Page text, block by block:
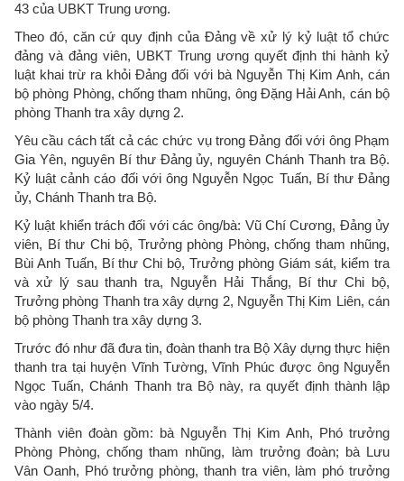
43 của UBKT Trung ương.
Theo đó, căn cứ quy định của Đảng về xử lý kỷ luật tổ chức
đảng và đảng viên, UBKT Trung ương quyết định thi hành kỷ
luật khai trừ ra khỏi Đảng đối với bà Nguyễn Thị Kim Anh, cán
bộ phòng Phòng, chống tham nhũng, ông Đặng Hải Anh, cán bộ
phòng Thanh tra xây dựng 2.
Yêu cầu cách tất cả các chức vụ trong Đảng đối với ông Phạm
Gia Yên, nguyên Bí thư Đảng ủy, nguyên Chánh Thanh tra Bộ.
Kỷ luật cảnh cáo đối với ông Nguyễn Ngọc Tuấn, Bí thư Đảng
ủy, Chánh Thanh tra Bộ.
Kỷ luật khiển trách đối với các ông/bà: Vũ Chí Cương, Đảng ủy
viên, Bí thư Chi bộ, Trưởng phòng Phòng, chống tham nhũng,
Bùi Anh Tuấn, Bí thư Chi bộ, Trưởng phòng Giám sát, kiểm tra
và xử lý sau thanh tra, Nguyễn Hải Thắng, Bí thư Chi bộ,
Trưởng phòng Thanh tra xây dựng 2, Nguyễn Thị Kim Liên, cán
bộ phòng Thanh tra xây dựng 3.
Trước đó như đã đưa tin, đoàn thanh tra Bộ Xây dựng thực hiện
thanh tra tại huyện Vĩnh Tường, Vĩnh Phúc được ông Nguyễn
Ngọc Tuấn, Chánh Thanh tra Bộ này, ra quyết định thành lập
vào ngày 5/4.
Thành viên đoàn gồm: bà Nguyễn Thị Kim Anh, Phó trưởng
Phòng Phòng, chống tham nhũng, làm trưởng đoàn; bà Lưu
Vân Oanh, Phó trưởng phòng, thanh tra viên, làm phó trưởng